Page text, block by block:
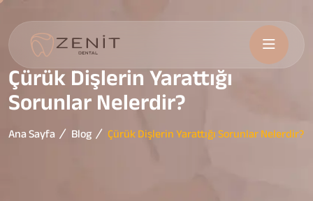
Çürük Dişlerin Yarattığı
Sorunlar Nelerdir?
Ana Sayfa Blog Çürük Dişlerin Yarattığı Sorunlar Nelerdir?